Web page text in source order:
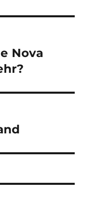
Nova